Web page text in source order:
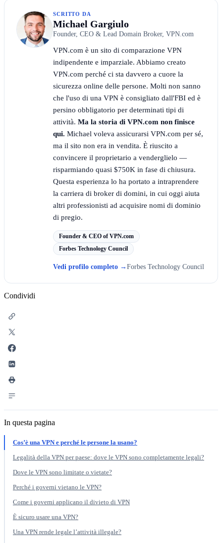
SCRITTO DA
Michael Gargiulo
Founder, CEO & Lead Domain Broker, VPN.com
VPN.com è un sito di comparazione VPN
indipendente e imparziale. Abbiamo creato
VPN.com perché ci sta davvero a cuore la
sicurezza online delle persone. Molti non sanno
che l'uso di una VPN è consigliato dall'FBI ed è
persino obbligatorio per determinati tipi di
attività. Ma la storia di VPN.com non finisce
qui. Michael voleva assicurarsi VPN.com per sé,
ma il sito non era in vendita. È riuscito a
convincere il proprietario a venderglielo —
risparmiando quasi $750K in fase di chiusura.
Questa esperienza lo ha portato a intraprendere
la carriera di broker di domini, in cui oggi aiuta
altri professionisti ad acquisire nomi di dominio
di pregio.
Founder & CEO of VPN.com
Forbes Technology Council
Vedi profilo completo → Forbes Technology Council
Condividi
In questa pagina
Cos’è una VPN e perché le persone la usano?
Legalità della VPN per paese: dove le VPN sono completamente legali?
Dove le VPN sono limitate o vietate?
Perché i governi vietano le VPN?
Come i governi applicano il divieto di VPN
È sicuro usare una VPN?
Una VPN rende legale l’attività illegale?